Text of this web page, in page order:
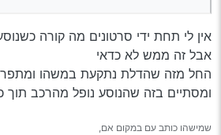
אין לי תחת ידי סרטונים מה קורה
אבל זה ממש לא כדאי
החל מזה שהדלת נתקעת במשהו
ומסתיים בזה שהנוסע נופל מהרכב תוך
שמישהו כותב עם במקום אם,